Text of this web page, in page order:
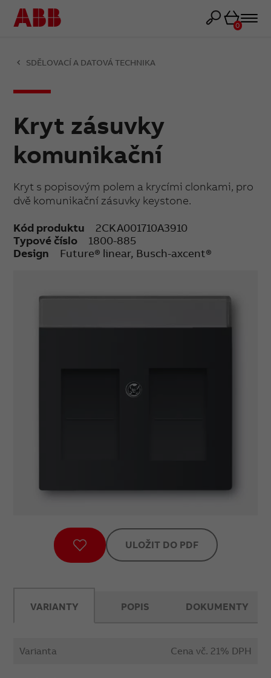
Košík
0
SDĚLOVACÍ A DATOVÁ TECHNIKA
Kryt zásuvky
komunikační
Kryt s popisovým polem a krycími clonkami, pro
dvě komunikační zásuvky keystone.
Kód produktu
2CKA001710A3910
Typové číslo
1800-885
Design
Future® linear, Busch-axcent®
ULOŽIT DO PDF
VARIANTY
Varianta Cena vč. 21% DPH
POPIS DOKUMENTY